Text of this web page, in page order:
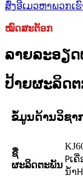
ສົ່ງອີເມວຫາພວກເຮົ
ໝົດສະຕັອກ
ລາຍລະອຽ
ປ້າຍຜະລິດ
ຂໍ້ມູນດ້ານວິຊາ
ຊື່
ຜະລິດຕະພັນ Pເ
ນ້ຳH